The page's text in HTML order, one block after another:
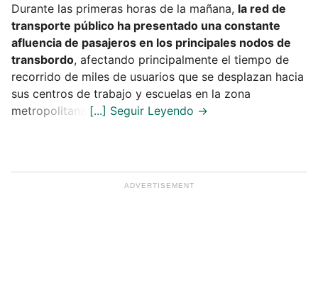
Durante las primeras horas de la mañana, la red de
transporte público ha presentado una constante
afluencia de pasajeros en los principales nodos de
transbordo, afectando principalmente el tiempo de
recorrido de miles de usuarios que se desplazan hacia
sus centros de trabajo y escuelas en la zona
metropolitana.